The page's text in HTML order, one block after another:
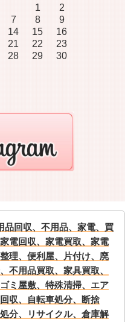
1
2
7 8
9
14 15
16
21 22
23
28 29
30
品回収、不用品、家電、買
電回収、家電買取、家電
理、便利屋、片付け、廃
不用品買取、家具買取、
ミ屋敷、特殊清掃、エア
収、自転車処分、断捨
分、リサイクル、倉庫解